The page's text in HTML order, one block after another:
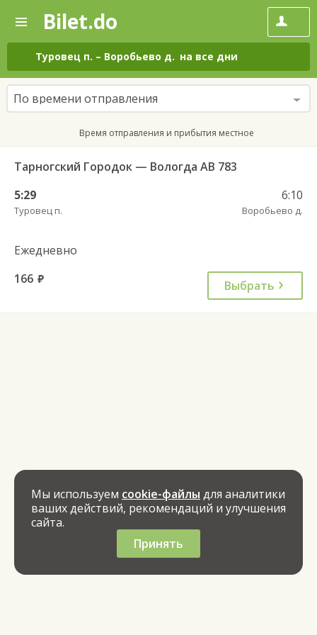
—
Поиск
и
покупка
билетов
на
автобус
онлайн
Bilet.do
Туровец п. – Воробьево д. на все дни
По времени отправления
Время отправления и прибытия местное
Тарногский Городок — Вологда АВ 783
5:29
Туровец п.
6:10
Воробьево д.
Ежедневно
166 руб. Выбрать
Мы используем cookie-файлы для аналитики
ваших действий, рекомендаций и улучшения
сайта.
Принять